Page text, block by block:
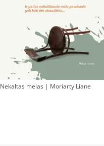
Nekaltas melas | Moriarty Liane